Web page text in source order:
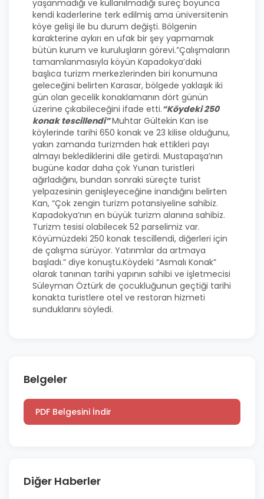
yaşanmadığı ve kullanılmadığı süreç boyunca
kendi kaderlerine terk edilmiş ama üniversitenin
köye gelişi ile bu durum değişti. Bölgenin
karakterine aykırı en ufak bir şey yapmamak
bütün kurum ve kuruluşların görevi.”Çalışmaların
tamamlanmasıyla köyün Kapadokya’daki
başlıca turizm merkezlerinden biri konumuna
geleceğini belirten Karasar, bölgede yaklaşık iki
gün olan gecelik konaklamanın dört günün
üzerine çıkabileceğini ifade etti.“Köydeki 250
konak tescillendi”Muhtar Gültekin Kan ise
köylerinde tarihi 650 konak ve 23 kilise olduğunu,
yakın zamanda turizmden hak ettikleri payı
almayı beklediklerini dile getirdi. Mustapaşa’nın
bugüne kadar daha çok Yunan turistleri
ağırladığını, bundan sonraki süreçte turist
yelpazesinin genişleyeceğine inandığını belirten
Kan, “Çok zengin turizm potansiyeline sahibiz.
Kapadokya’nın en büyük turizm alanına sahibiz.
Turizm tesisi olabilecek 52 parselimiz var.
Köyümüzdeki 250 konak tescillendi, diğerleri için
de çalışma sürüyor. Yatırımlar da artmaya
başladı.” diye konuştu.Köydeki “Asmalı Konak”
olarak tanınan tarihi yapının sahibi ve işletmecisi
Süleyman Öztürk de çocukluğunun geçtiği tarihi
konakta turistlere otel ve restoran hizmeti
sunduklarını söyledi.
Belgeler
PDF Belgesini İndir
Diğer Haberler